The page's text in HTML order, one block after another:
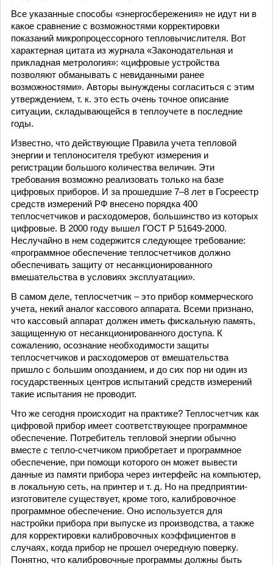
Все указанные способы «энергосбережения» не идут ни в
какое сравнение с возможностями корректировки
показаний микропроцессорного тепловычислителя. Вот
характерная цитата из журнала «Законодательная и
прикладная метрология»: «цифровые устройства
позволяют обманывать с невиданными ранее
возможностями». Авторы вынуждены согласиться с этим
утверждением, т. к. это есть очень точное описание
ситуации, складывающейся в теплоучете в последние
годы.
Известно, что действующие Правила учета тепловой
энергии и теплоносителя требуют измерения и
регистрации большого количества величин. Эти
требования возможно реализовать только на базе
цифровых приборов. И за прошедшие 7–8 лет в Госреестр
средств измерений РФ внесено порядка 400
теплосчетчиков и расходомеров, большинство из которых
цифровые. В 2000 году вышел ГОСТ Р 51649-2000.
Неслучайно в нем содержится следующее требование:
«программное обеспечение теплосчетчиков должно
обеспечивать защиту от несанкционированного
вмешательства в условиях эксплуатации».
В самом деле, теплосчетчик – это прибор коммерческого
учета, некий аналог кассового аппарата. Всеми признано,
что кассовый аппарат должен иметь фискальную память,
защищенную от несанкционированного доступа. К
сожалению, осознание необходимости защиты
теплосчетчиков и расходомеров от вмешательства
пришло с большим опозданием, и до сих пор ни один из
государственных центров испытаний средств измерений
такие испытания не проводит.
Что же сегодня происходит на практике? Теплосчетчик как
цифровой прибор имеет соответствующее программное
обеспечение. Потребитель тепловой энергии обычно
вместе с тепло-счетчиком приобретает и программное
обеспечение, при помощи которого он может вывести
данные из памяти прибора через интерфейс на компьютер,
в локальную сеть, на принтер и т. д. Но на предприятии-
изготовителе существует, кроме того, калибровочное
программное обеспечение. Оно используется для
настройки прибора при выпуске из производства, а также
для корректировки калибровочных коэффициентов в
случаях, когда прибор не прошел очередную поверку.
Понятно, что калибровочные программы должны быть